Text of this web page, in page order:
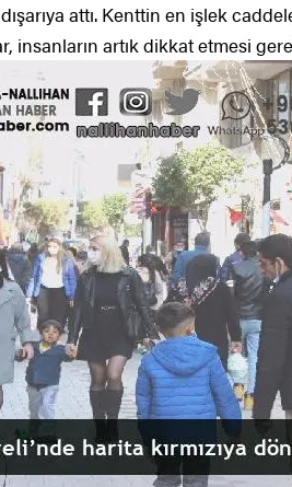
attı. Kenttin en işlek
insanların artık dikkat etmesi